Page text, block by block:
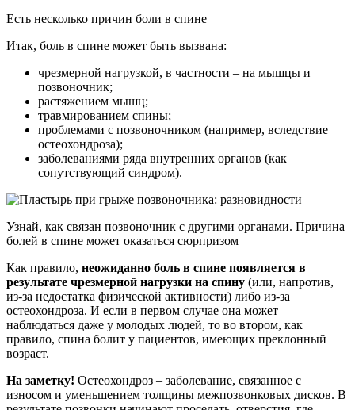
Есть несколько причин боли в спине
Итак, боль в спине может быть вызвана:
чрезмерной нагрузкой, в частности – на мышцы и
позвоночник;
растяжением мышц;
травмированием спины;
проблемами с позвоночником (например, вследствие
остеохондроза);
заболеваниями ряда внутренних органов (как
сопутствующий синдром).
Узнай, как связан позвоночник с другими органами. Причина
болей в спине может оказаться сюрпризом
Как правило, неожиданно боль в спине появляется в
результате чрезмерной нагрузки на спину (или, напротив,
из-за недостатка физической активности) либо из-за
остеохондроза. И если в первом случае она может
наблюдаться даже у молодых людей, то во втором, как
правило, спина болит у пациентов, имеющих преклонный
возраст.
На заметку! Остеохондроз – заболевание, связанное с
износом и уменьшением толщины межпозвонковых дисков. В